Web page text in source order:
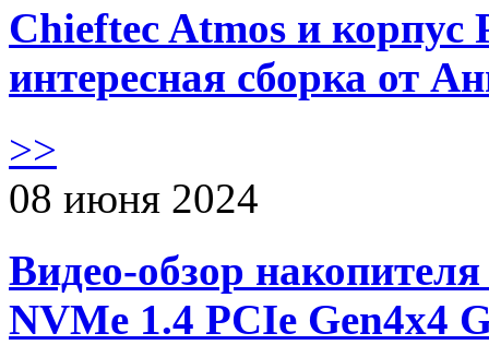
Chieftec Atmos и корпус
интересная сборка от
>>
08 июня 2024
Видео-обзор
NVMe 1.4 PCIe Gen4х4